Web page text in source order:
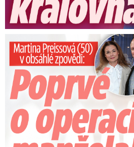
Preissová (50) v obsáhlé zpovědi: